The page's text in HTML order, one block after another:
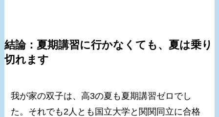
結論：夏期講習に行かなくても、夏は乗り
切れます
我が家の双子は、高3の夏も夏期講習ゼロでし
た。それでも2人とも国立大学と関関同立に合格